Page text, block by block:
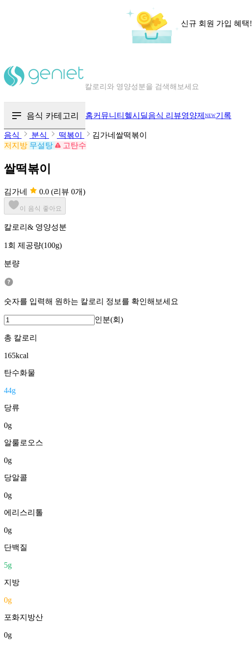
신규 회원 가입 혜택!
칼로리와 영양성분을 검색해보세요
음식 카테고리 홈커뮤니티 헬시딜음식 리뷰영양제 NEW기록
음식 분식 떡볶이
김가네쌀떡볶이
저지방 무설탕 고탄수
쌀떡볶이
김가네 0.0 (리뷰 0개)
이 음식 좋아요
칼로리& 영양성분
1회 제공량(100g)
분량
숫자를 입력해 원하는 칼로리 정보를 확인해보세요
인분(회)
총 칼로리
165kcal
탄수화물
44g
당류
0g
알룰로오스
0g
당알콜
0g
에리스리톨
0g
단백질
5g
지방
0g
포화지방산
0g